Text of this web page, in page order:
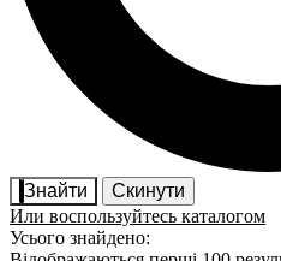
Знайти
Скинути
Или воспользуйтесь каталогом
Усього знайдено: